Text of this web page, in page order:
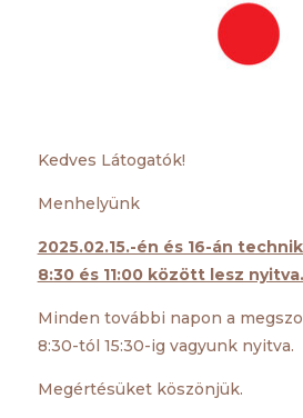
Kedves Látogatók!
Menhelyünk
2025.02.15.-én és 16-án
8:30 és 11:00 között lesz nyitva.
Minden további napon a
8:30-tól 15:30-ig vagyunk nyitva.
Megértésüket köszönjük.